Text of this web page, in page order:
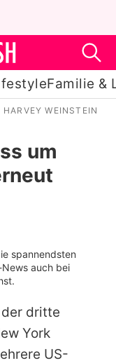
Familie &
HARVEY WEINSTEIN
um
spannendsten
auch bei
dritte
York
US-